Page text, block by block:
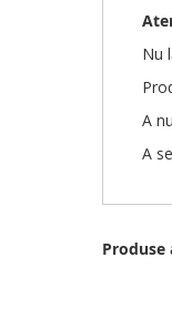
Nu
A
A
Produse